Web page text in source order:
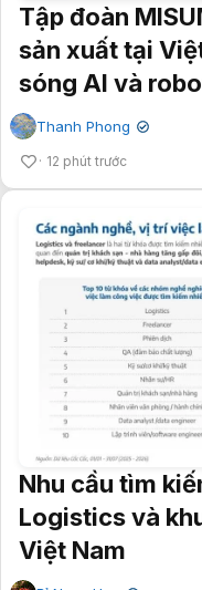
Tập đoàn
sản xuất tại
sóng AI và
Thanh Phong ✔
12 phút trước
Nhu cầu tìm
Logistics và
Việt Nam